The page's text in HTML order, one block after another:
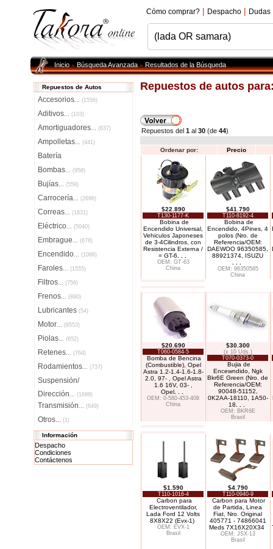
Cómo comprar? | Despacho | Dudas
Inicio»Búsqueda Avanzada»Resultados de la Búsqueda
Repuestos de Autos
Accesorios... (1556)
Aditivos... (103)
Amortiguadores... (837)
Ampolletas... (441)
Batería
Bombas... (958)
Bujías... (559)
Carrocería... (2696)
Correas... (1831)
Eléctrico... (5040)
Embrague... (678)
Encendido... (1086)
Faroles... (1555)
Filtros... (756)
Frenos... (890)
Lubricantes (54)
Motor... (8553)
Piolas... (652)
Retenes... (764)
Rodamientos... (737)
Suspensión/
Dirección... (1699)
Transmisión... (849)
Otros... (1)
Información
Despacho
Condiciones
Contáctenos
Repuestos de autos
Repuestos del 1 al 30 (de 44)
Ordenar por: Precio
$22.890
T130-1177-K
Bobina de
Encendido Universal,
Vehiculos Japoneses
de 3-4Cilindros, con
Resistencia Externa /
= GT-6
OEM: GT-63
China
$41.790
T110-8192-4
Bobina de
Encendido, 4Pines, 4
polos (Nro. de
Referencia/OEM:
DAEWOO 96350585,
88921374, ISUZU
OEM: 96350585
China
$20.690
T060-0584-5
Bomba de Bencina
(Combustible), Opel
Astra 1.2-1.4-1.6-1.8-
2.0, 97- , Opel Astra
1.6 16V, 03- ,
Opel
OEM: 0-580-453-408
China
$30.300
(x 10 Uds.)
T070-0373-0
Bujia de
Encewndido, Ngk
Bkr6E Green (Nro. de
Referencia/OEM:
90048-51152,
0K2AA-18110, 1A50-
18
OEM: BKR6E
Brasil
$1.590
T110-1016-4
Carbon para
Electroventilador,
Lada Ford 12 Volts
8X8X22 (Evx-1)
OEM: EVX-1
Brasil
$4.790
T110-0940-9
Carbon para Motor
de Partida, Linea
Fiat, Nro. Original
405771 - 74866041
Meds 7X16X20X34
OEM: JSX-13
Brasil